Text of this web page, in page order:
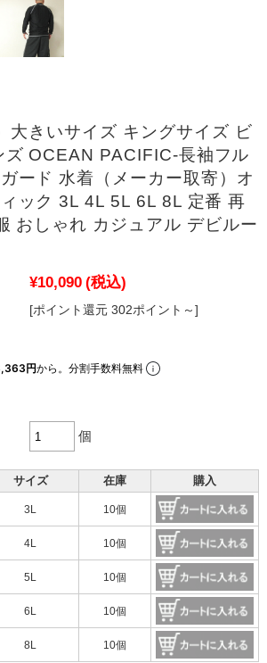
大きいサイズ キングサイズ ビ
ズ OCEAN PACIFIC-長袖フル
ード 水着（メーカー取寄）オ
ック 3L 4L 5L 6L 8L 定番 再
おしゃれ カジュアル デビルー
¥10,090 (税込)
[ポイント還元 302ポイント～]
円から。分割手数料無料
個
サイズ 在庫 購入
3L 10個
4L 10個
5L 10個
6L 10個
8L 10個